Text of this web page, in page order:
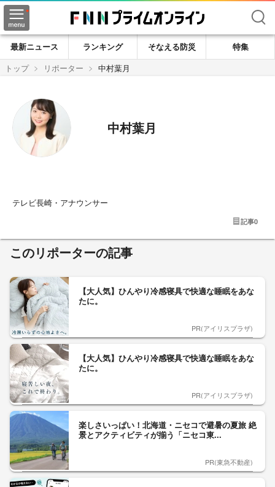
検索
最新ニュース ランキング そなえる防災
特集
トップ
リポーター 中村葉月
中村葉月
テレビ長崎・アナウンサー
記事0
このリポーターの記事
【大人気】ひんやり冷感寝具で快適な睡眠をあな
たに。
PR(アイリスプラザ)
【大人気】ひんやり冷感寝具で快適な睡眠をあな
たに。
PR(アイリスプラザ)
楽しさいっぱい！北海道・ニセコで避暑の夏旅 絶
景とアクティビティが揃う「ニセコ東...
PR(東急不動産)